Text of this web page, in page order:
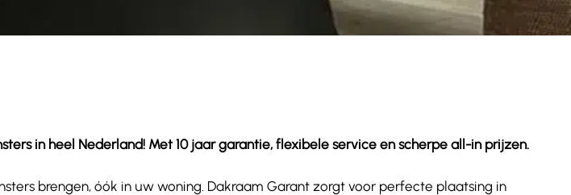
in heel Nederland! Met 10 jaar garantie, flexibele service en scherpe all-in prijzen.
brengen, óók in uw woning. Dakraam Garant zorgt voor perfecte plaatsing in